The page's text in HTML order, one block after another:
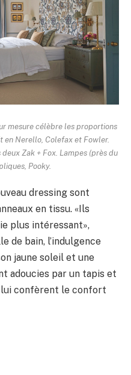
mesure célèbre les proportions
en Nerello, Colefax et Fowler.
Zak + Fox. Lampes (près du
Pooky.
dressing sont
en tissu. «Ils
plus intéressant»,
de bain, l’indulgence
jaune soleil et une
adoucies par un tapis et
confèrent le confort